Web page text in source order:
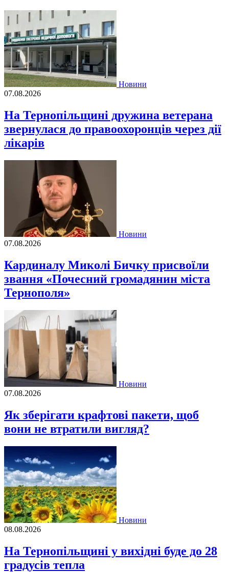
Новини
07.08.2026
На Тернопільщині дружина ветерана
звернулася до правоохоронців через дії
лікарів
Новини
07.08.2026
Кардиналу Миколі Бичку присвоїли
звання «Почесний громадянин міста
Тернополя»
Новини
07.08.2026
Як зберігати крафтові пакети, щоб
вони не втратили вигляд?
Новини
08.08.2026
На Тернопільщині у вихідні буде до 28
градусів тепла